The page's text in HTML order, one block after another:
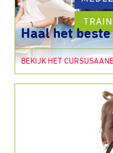
Haal het
BEKIJK HET